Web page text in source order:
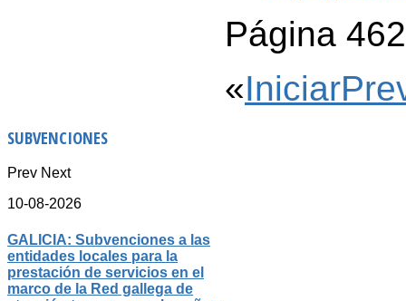
Página
«Iniciar
SUBVENCIONES
Prev Next
10-08-2026
GALICIA: Subvenciones a las
entidades locales para la
prestación de servicios en el
marco de la Red gallega de